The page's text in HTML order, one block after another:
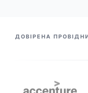
НАШІ ПАРТНЕРИ
ДОВІРЕНА